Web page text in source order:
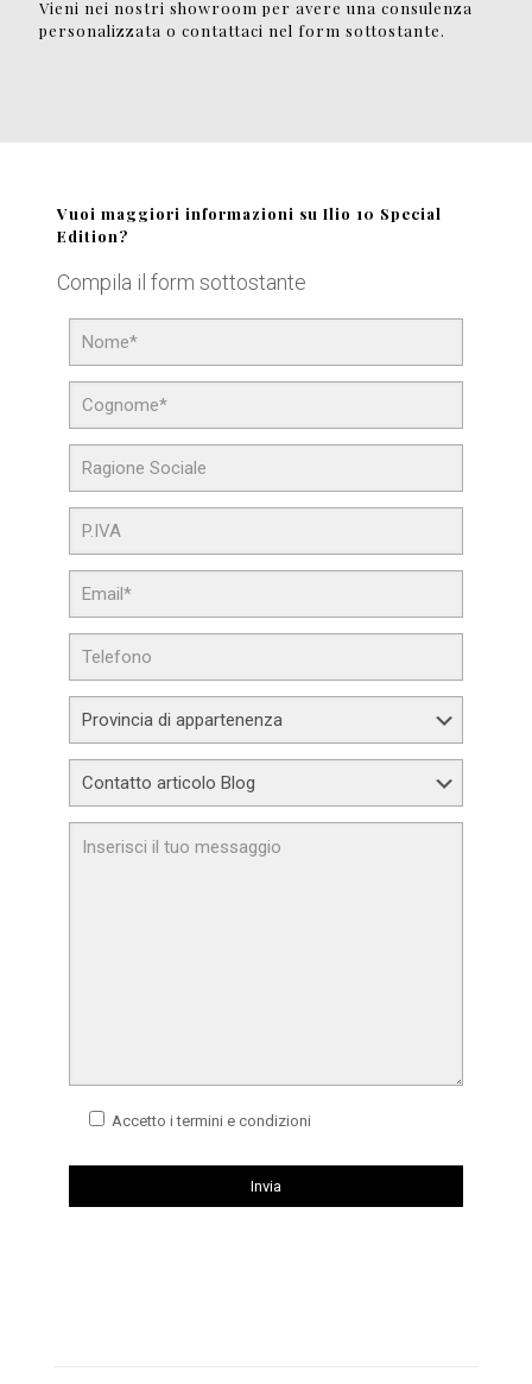
Vieni nei nostri showroom per avere una consulenza
personalizzata o contattaci nel form sottostante.
Vuoi maggiori informazioni su Ilio 10 Special
Edition?
Compila il form sottostante
Accetto i termini e condizioni